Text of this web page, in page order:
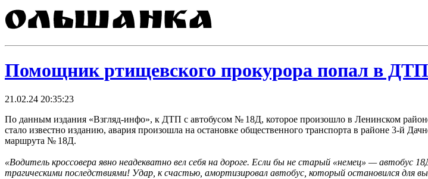
Помощник ртищевского прокурора попал в
21.02.24 20:35:23
По данным издания «Взгляд-инфо», к ДТП с автобусом № 18Д, которое произошло в Ленинском
стало известно изданию, авария произошла на остановке общественного транспорта в районе 3-й
маршрута № 18Д.
«Водитель кроссовера явно неадекватно вел себя на дороге. Если бы не старый «немец» — автобус
трагическими последствиями! Удар, к счастью, амортизировал автобус, который остановился для